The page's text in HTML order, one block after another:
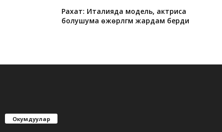
Рахат: Италияда модель, актриса
болушума өжөрлүгүм жардам берди
Окумдуулар